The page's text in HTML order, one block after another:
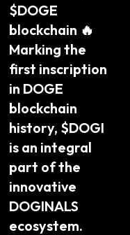
$DOGE
blockchain 🔥
Marking the
first inscription
in DOGE
blockchain
history, $DOGI
is an integral
part of the
innovative
DOGINALS
ecosystem.